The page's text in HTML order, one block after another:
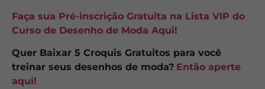
Faça sua Pré-inscrição Gratuita na Lista VIP do
Curso de Desenho de Moda Aqui!
Quer Baixar 5 Croquis Gratuitos para você
treinar seus desenhos de moda? Então aperte
aqui!